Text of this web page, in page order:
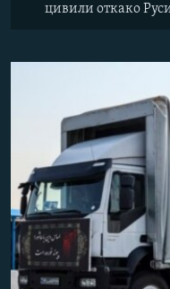
цивили откако